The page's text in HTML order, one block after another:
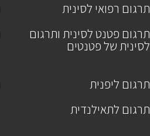
תרגום רפואי לסינית
תרגום פטנט לסינית ותרגום
לסינית של פטנטים
תרגום ליפנית
תרגום לתאילנדית